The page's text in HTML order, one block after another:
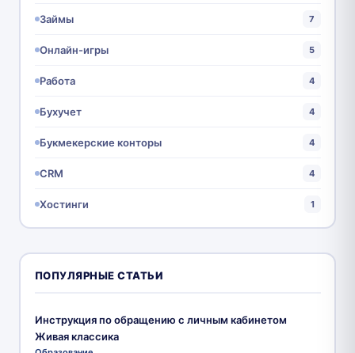
Займы 7
Онлайн-игры 5
Работа 4
Бухучет 4
Букмекерские конторы 4
CRM 4
Хостинги 1
ПОПУЛЯРНЫЕ СТАТЬИ
Инструкция по обращению с личным кабинетом
Живая классика